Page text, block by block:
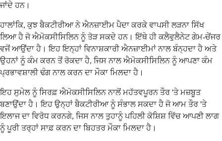
ਜਾਂਦੇ ਹਨ।
ਹਾਲਾਂਕਿ, ਕੁਝ ਬੈਕਟੀਰੀਆ ਨੇ ਐਨਜ਼ਾਈਮ ਪੈਦਾ ਕਰਕੇ ਵਾਪਸੀ ਲੜਨਾ ਸਿੱਖ
ਲਿਆ ਹੈ ਜੋ ਐਮੋਕਸੀਸਿਲਿਨ ਨੂੰ ਤੋੜ ਸਕਦੇ ਹਨ। ਇੱਥੇ ਹੀ ਕਲੈਵੁਲੈਨੇਟ ਗੇਮ-ਚੇਂਜਰ
ਵਜੋਂ ਆਉਂਦਾ ਹੈ। ਇਹ ਇਨ੍ਹਾਂ ਵਿਨਾਸ਼ਕਾਰੀ ਐਨਜ਼ਾਈਮਾਂ ਨਾਲ ਬੰਨ੍ਹਦਾ ਹੈ ਅਤੇ
ਉਹਨਾਂ ਨੂੰ ਕੰਮ ਕਰਨ ਤੋਂ ਰੋਕਦਾ ਹੈ, ਜਿਸ ਨਾਲ ਐਮੋਕਸੀਸਿਲਿਨ ਨੂੰ ਆਪਣਾ ਕੰਮ
ਪ੍ਰਭਾਵਸ਼ਾਲੀ ਢੰਗ ਨਾਲ ਕਰਨ ਦਾ ਮੌਕਾ ਮਿਲਦਾ ਹੈ।
ਇਹ ਸੁਮੇਲ ਨੂੰ ਸਿਰਫ਼ ਐਮੋਕਸੀਸਿਲਿਨ ਨਾਲੋਂ ਮਹੱਤਵਪੂਰਨ ਤੌਰ 'ਤੇ ਮਜ਼ਬੂਤ
ਬਣਾਉਂਦਾ ਹੈ। ਇਹ ਉਨ੍ਹਾਂ ਬੈਕਟੀਰੀਆ ਨੂੰ ਸੰਭਾਲ ਸਕਦਾ ਹੈ ਜੋ ਆਮ ਤੌਰ 'ਤੇ
ਇਲਾਜ ਦਾ ਵਿਰੋਧ ਕਰਨਗੇ, ਜਿਸ ਨਾਲ ਤੁਹਾਨੂੰ ਪਹਿਲੀ ਕੋਸ਼ਿਸ਼ ਵਿੱਚ ਆਪਣੀ ਲਾਗ
ਨੂੰ ਪੂਰੀ ਤਰ੍ਹਾਂ ਸਾਫ਼ ਕਰਨ ਦਾ ਬਿਹਤਰ ਮੌਕਾ ਮਿਲਦਾ ਹੈ।